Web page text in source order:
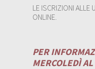
LE ISCRIZIONI ALLE
ONLINE.
PER
MERCOLEDÌ